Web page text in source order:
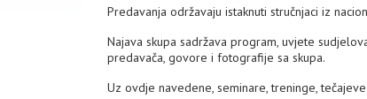
Predavanja održavaju istaknuti stručnjaci iz
Najava skupa sadržava program, uvjete
predavača, govore i fotografije sa skupa.
Uz ovdje navedene, seminare, treninge,